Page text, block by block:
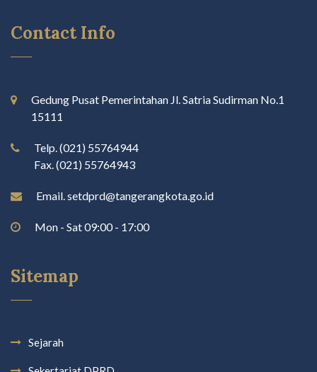
Contact Info
Gedung Pusat Pemerintahan Jl. Satria Sudirman No.1
15111
Telp. (021) 55764944
Fax. (021) 55764943
Email. setdprd@tangerangkota.go.id
Mon - Sat 09:00 - 17:00
Sitemap
Sejarah